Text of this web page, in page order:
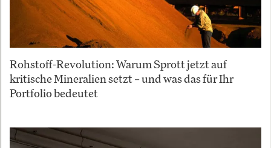
Rohstoff-Revolution: Warum Sprott jetzt auf
kritische Mineralien setzt – und was das für Ihr
Portfolio bedeutet